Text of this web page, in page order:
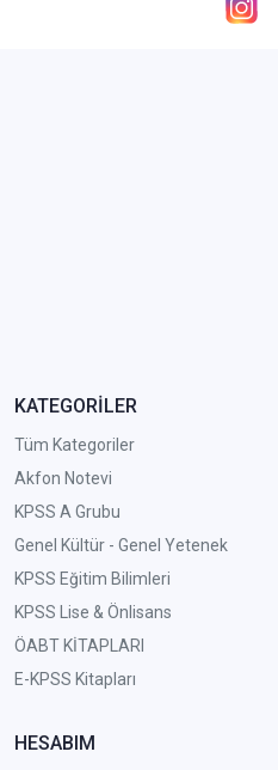
KATEGORİLER
Tüm Kategoriler
Akfon Notevi
KPSS A Grubu
Genel Kültür - Genel Yetenek
KPSS Eğitim Bilimleri
KPSS Lise & Önlisans
ÖABT KİTAPLARI
E-KPSS Kitapları
HESABIM